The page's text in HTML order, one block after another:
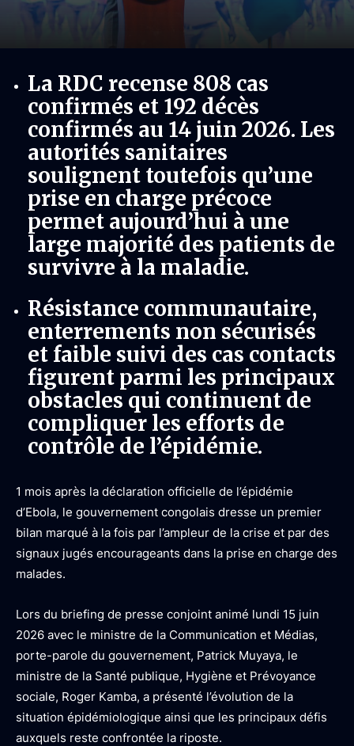
La RDC recense 808 cas
confirmés et 192 décès
confirmés au 14 juin 2026. Les
autorités sanitaires
soulignent toutefois qu’une
prise en charge précoce
permet aujourd’hui à une
large majorité des patients de
survivre à la maladie.
Résistance communautaire,
enterrements non sécurisés
et faible suivi des cas contacts
figurent parmi les principaux
obstacles qui continuent de
compliquer les efforts de
contrôle de l’épidémie.
1 mois après la déclaration officielle de l’épidémie
d’Ebola, le gouvernement congolais dresse un premier
bilan marqué à la fois par l’ampleur de la crise et par des
signaux jugés encourageants dans la prise en charge des
malades.
Lors du briefing de presse conjoint animé lundi 15 juin
2026 avec le ministre de la Communication et Médias,
porte-parole du gouvernement, Patrick Muyaya, le
ministre de la Santé publique, Hygiène et Prévoyance
sociale, Roger Kamba, a présenté l’évolution de la
situation épidémiologique ainsi que les principaux défis
auxquels reste confrontée la riposte.